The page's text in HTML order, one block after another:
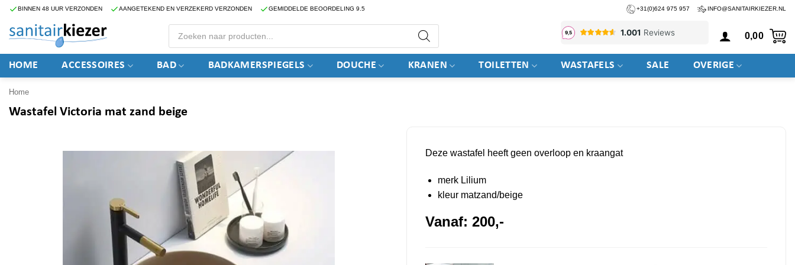
Ga
inhoud
BINNEN 48 UUR VERZONDEN AANGETEKEND EN VERZEKERD VERZONDEN GEMIDDELDE BEOORDELING 9.5 +31(0)624 975 957 INFO@SANITAIRKIEZER.NL
Producten
zoeken
0,00
HOME ACCESSOIRES BAD BADKAMERSPIEGELS DOUCHE KRANEN TOILETTEN WASTAFELS SALE OVERIGE
Home
Wastafel Victoria mat zand beige
Deze wastafel heeft geen overloop en kraangat
merk Lilium
kleur matzand/beige
Vanaf:200,-